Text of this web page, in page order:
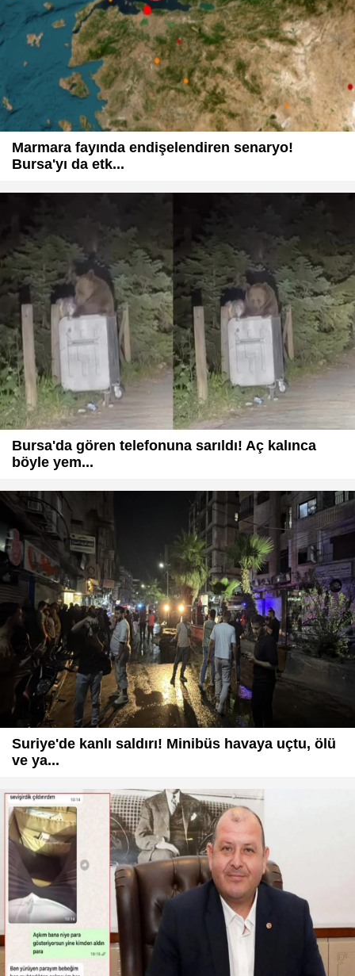
Marmara fayında endişelendiren senaryo!
Bursa'yı da etk...
Bursa'da gören telefonuna sarıldı! Aç kalınca
böyle yem...
Suriye'de kanlı saldırı! Minibüs havaya uçtu, ölü
ve ya...